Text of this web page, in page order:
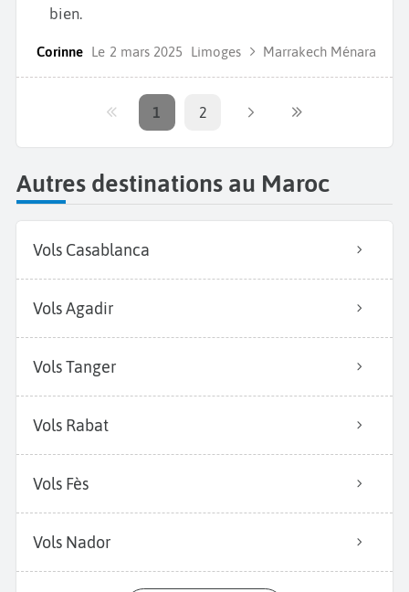
bien.
Corinne Le 2 mars 2025 Limoges Marrakech Ménara
1 2
Autres destinations au Maroc
Vols Casablanca
Vols Agadir
Vols Tanger
Vols Rabat
Vols Fès
Vols Nador